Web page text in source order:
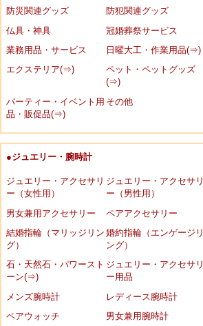
防災関連グッズ
防犯関連グッズ
仏具・神具
冠婚葬祭サービス
業務用品・サービス
日曜大工・作業用品(⇒)
エクステリア(⇒)
ペット・ペットグッズ
(⇒)
パーティー・イベント用
品・販促品(⇒)
その他
●ジュエリー・腕時計
ジュエリー・アクセサリ
ー（女性用）
ジュエリー・アクセサリ
ー（男性用）
男女兼用アクセサリー
ペアアクセサリー
結婚指輪（マリッジリン
グ）
婚約指輪（エンゲージリ
ング）
石・天然石・パワースト
ーン(⇒)
ジュエリー・アクセサリ
ー用品
メンズ腕時計
レディース腕時計
ペアウォッチ
男女兼用腕時計